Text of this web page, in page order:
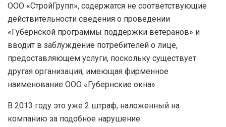
ООО «СтройГрупп», содержатся не соответствующие
действительности сведения о проведении
«Губернской программы поддержки ветеранов» и
вводит в заблуждение потребителей о лице,
предоставляющем услуги, поскольку существует
другая организация, имеющая фирменное
наименование ООО «Губернские окна».
В 2013 году это уже 2 штраф, наложенный на
компанию за подобное нарушение.